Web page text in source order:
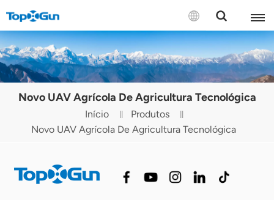
CONTATE-NOS
English
Español
Русский
Português(Brasil)
Novo UAV Agrícola De Agricultura Tecnológica
Início
Produtos
Novo UAV Agrícola De Agricultura Tecnológica